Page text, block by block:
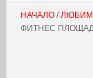
НАЧАЛО/
ФИТНЕС